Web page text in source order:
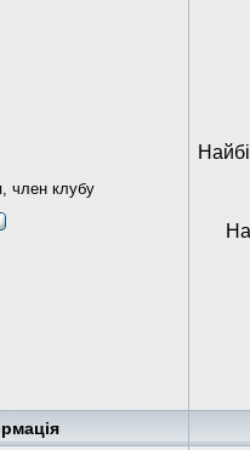
член клубу